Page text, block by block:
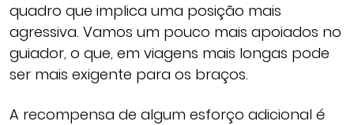
quadro que implica uma posição mais
agressiva. Vamos um pouco mais apoiados no
guiador, o que, em viagens mais longas pode
ser mais exigente para os braços.
A recompensa de algum esforço adicional é